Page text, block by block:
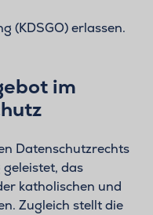
(KDSGO) erlassen.
im
Datenschutzrechts
das
katholischen und
Zugleich stellt die